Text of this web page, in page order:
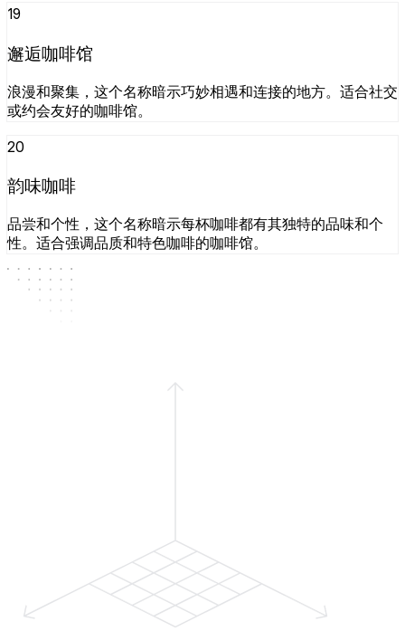
19
邂逅咖啡馆
浪漫和聚集，这个名称暗示巧妙相遇和连接的地方。适合社交
或约会友好的咖啡馆。
20
韵味咖啡
品尝和个性，这个名称暗示每杯咖啡都有其独特的品味和个
性。适合强调品质和特色咖啡的咖啡馆。